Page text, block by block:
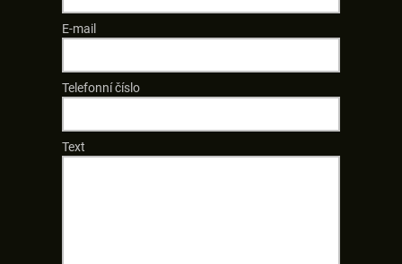
E-mail
Telefonní číslo
Text